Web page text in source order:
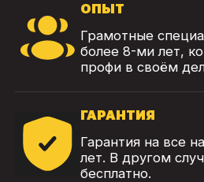
ОПЫТ
Грамотные
более 8-ми лет,
профи в своём
ГАРАНТИЯ
Гарантия на все
лет. В другом
бесплатно.